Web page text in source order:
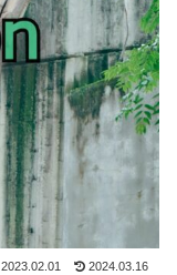
2023.02.01 2024.03.16